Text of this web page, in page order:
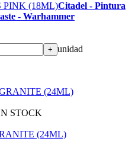
PINK (18ML)Citadel - Pintura
- Warhammer
+ unidad
STOCK
(24ML)